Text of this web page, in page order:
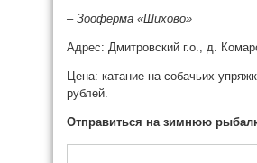
– Зооферма «Шихово»
Адрес: Дмитровский г.о., д.
Цена: катание на собачьих
рублей.
Отправиться на зимнюю